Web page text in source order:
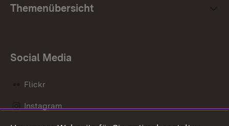
Themenübersicht
Social Media
Flickr
Instagram